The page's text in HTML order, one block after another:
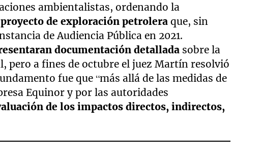
ambientalistas, ordenando la
de exploración petrolera que, sin
de Audiencia Pública en 2021.
documentación detallada sobre la
pero a fines de octubre el juez Martín resolvió
fue que “más allá de las medidas de
Equinor y por las autoridades
de los impactos directos, indirectos,